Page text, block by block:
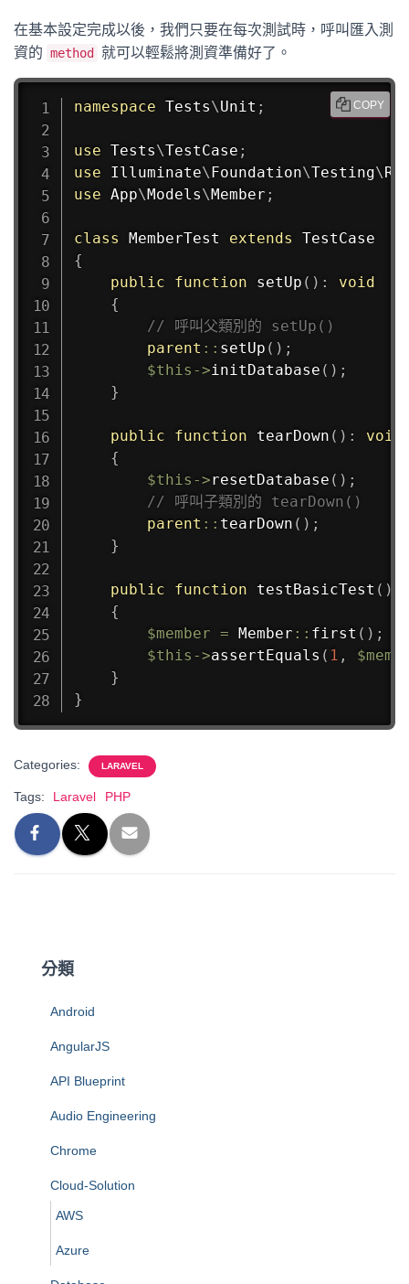
在基本設定完成以後，我們只要在每次測試時，呼叫匯入測
資的 method 就可以輕鬆將測資準備好了。
namespace Tests\Unit ;
use Tests\TestCase ;
use
Illuminate\ Foundation\Testing\
use App\ Models\ Member ;
class MemberTest extends
TestCase
{
public
function setUp ( ) :
void
{
// 呼叫父類別的 setUp()
parent :: setUp ( ) ;
$this ->initDatabase ( ) ;
}
public function tearDown ( ) :
void
{
$this ->resetDatabase ( ) ;
// 呼叫子類別的 tearDown()
parent :: tearDown ( ) ;
}
public function testBasicTest ( )
{
$member = Member :: first ( ) ;
$this ->assertEquals ( 1 ,
}
}
COPY
Categories: LARAVEL
Tags: Laravel PHP
分類
Android
AngularJS
API Blueprint
Audio Engineering
Chrome
Cloud-Solution
AWS
Azure